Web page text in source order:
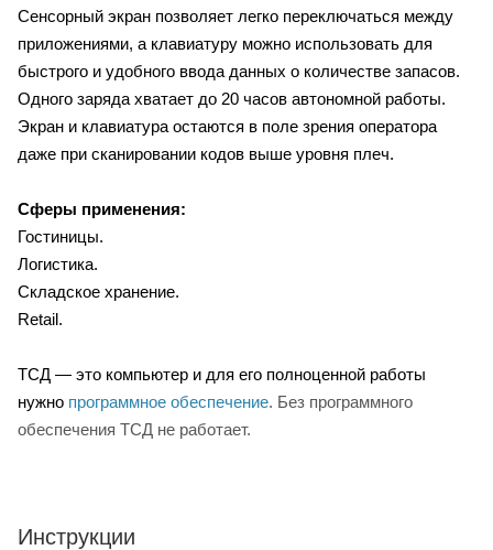
Сенсорный экран позволяет легко переключаться между
приложениями, а клавиатуру можно использовать для
быстрого и удобного ввода данных о количестве запасов.
Одного заряда хватает до 20 часов автономной работы.
Экран и клавиатура остаются в поле зрения оператора
даже при сканировании кодов выше уровня плеч.
Сферы применения:
Гостиницы.
Логистика.
Складское хранение.
Retail.
ТСД — это компьютер и для его полноценной работы
нужно программное обеспечение. Без программного
обеспечения ТСД не работает.
Инструкции